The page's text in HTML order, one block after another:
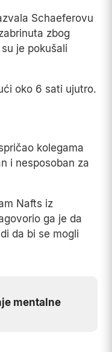
Schaeferovu
zbog
je pokušali
oko 6 sati ujutro.
kolegama
i nesposoban za
Nafts iz
ga je da
da bi se mogli
mentalne